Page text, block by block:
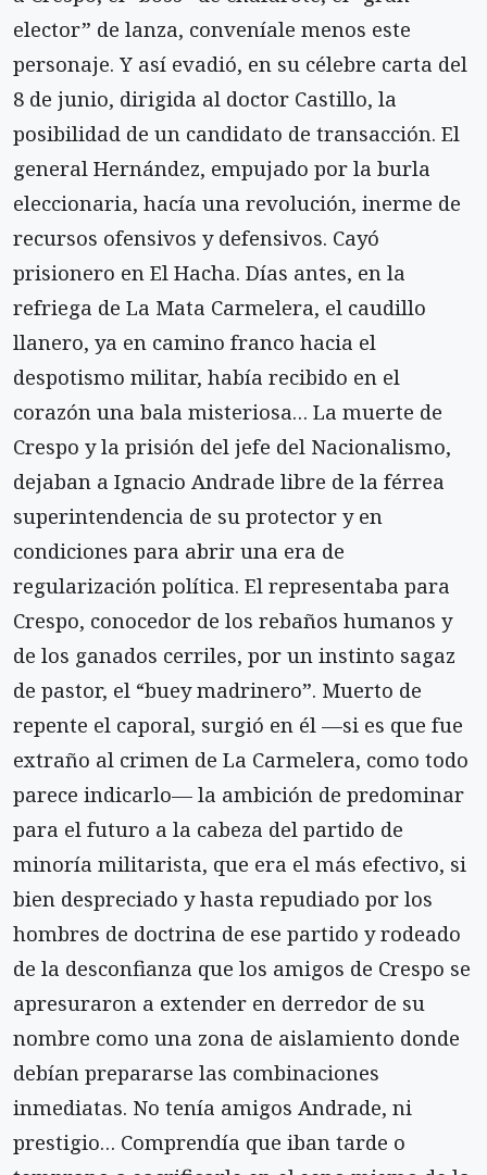
elector” de lanza, conveníale menos este
personaje. Y así evadió, en su célebre carta del
8 de junio, dirigida al doctor Castillo, la
posibilidad de un candidato de transacción. El
general Hernández, empujado por la burla
eleccionaria, hacía una revolución, inerme de
recursos ofensivos y defensivos. Cayó
prisionero en El Hacha. Días antes, en la
refriega de La Mata Carmelera, el caudillo
llanero, ya en camino franco hacia el
despotismo militar, había recibido en el
corazón una bala misteriosa… La muerte de
Crespo y la prisión del jefe del Nacionalismo,
dejaban a Ignacio Andrade libre de la férrea
superintendencia de su protector y en
condiciones para abrir una era de
regularización política. El representaba para
Crespo, conocedor de los rebaños humanos y
de los ganados cerriles, por un instinto sagaz
de pastor, el “buey madrinero”. Muerto de
repente el caporal, surgió en él —si es que fue
extraño al crimen de La Carmelera, como todo
parece indicarlo— la ambición de predominar
para el futuro a la cabeza del partido de
minoría militarista, que era el más efectivo, si
bien despreciado y hasta repudiado por los
hombres de doctrina de ese partido y rodeado
de la desconfianza que los amigos de Crespo se
apresuraron a extender en derredor de su
nombre como una zona de aislamiento donde
debían prepararse las combinaciones
inmediatas. No tenía amigos Andrade, ni
prestigio… Comprendía que iban tarde o